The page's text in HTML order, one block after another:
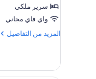
(City)
سرير ملكي
واي فاي مجاني
المزيد من التفاصيل
المزيد
غرفة